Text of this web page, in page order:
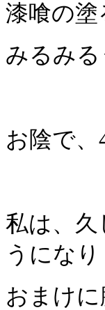
漆喰の
みるみ
お陰で、
私は、
うになり
おまけ